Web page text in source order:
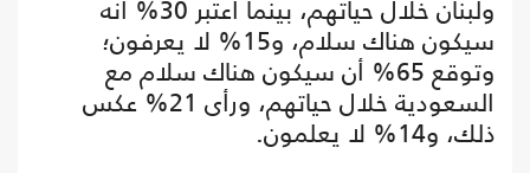
ولبنان خلال حياتهم، بينما اعتبر 30% أنه
سيكون هناك سلام، و15% لا يعرفون؛
وتوقع 65% أن سيكون هناك سلام مع
السعودية خلال حياتهم، ورأى 21% عكس
ذلك، و14% لا يعلمون.